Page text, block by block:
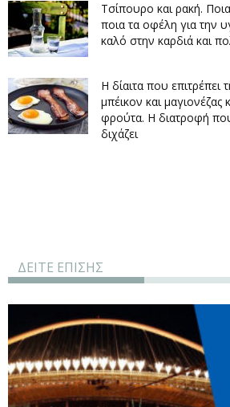
Τσίπουρο και ρακή.
ποια τα οφέλη για την
καλό στην καρδιά και
Η δίαιτα που επιτρέπει
μπέικον και μαγιονέζας
φρούτα. Η διατροφή
διχάζει
ΔΕΙΤΕ ΕΠΙΣΗΣ